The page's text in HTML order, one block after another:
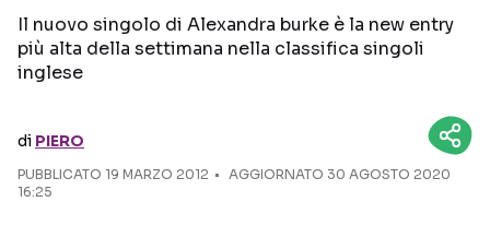
GOSSIP E CURIOSITÀ
TALENT SHOW
Seguici sui social
Il nuovo singolo di Alexandra burke è la new entry
più alta della settimana nella classifica singoli
inglese
di PIERO
PUBBLICATO 19 MARZO 2012
AGGIORNATO 30 AGOSTO 2020
16:25